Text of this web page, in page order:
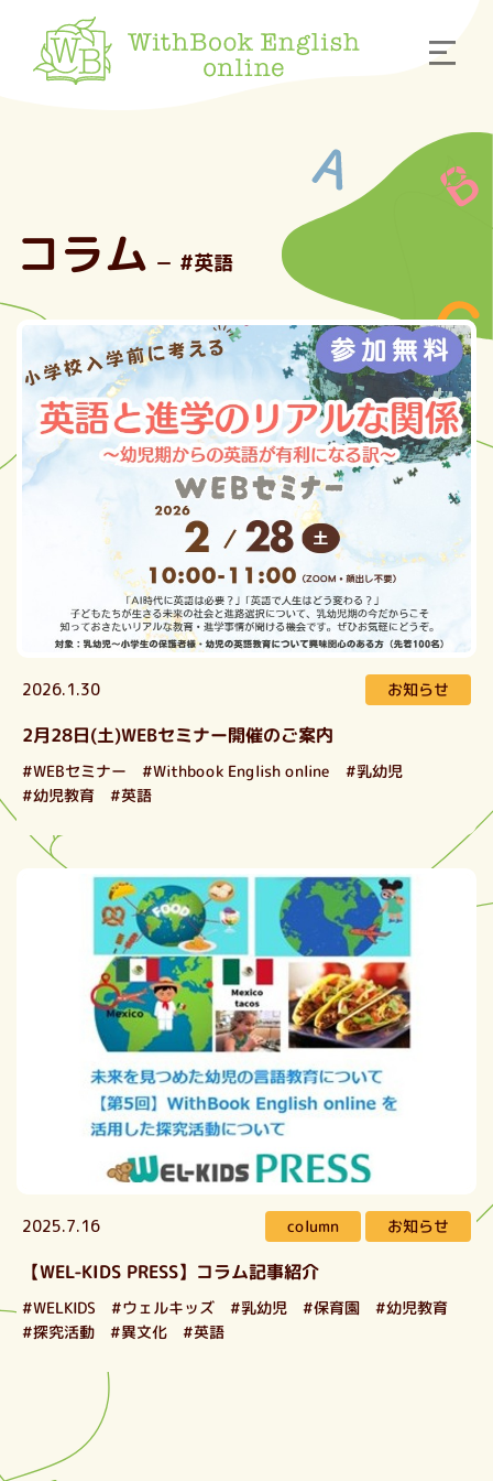
コラム － #英語
2026.1.30 お知らせ
2月28日(土)WEBセミナー開催のご案内
#WEBセミナー #Withbook English online #乳幼児
#幼児教育 #英語
2025.7.16 column お知らせ
【WEL-KIDS PRESS】コラム記事紹介
#WELKIDS #ウェルキッズ #乳幼児 #保育園
#幼児教育
#探究活動
#異文化 #英語